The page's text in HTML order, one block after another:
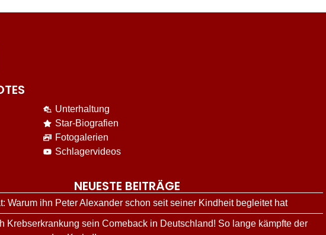
Unterhaltung
Star-Biografien
Fotogalerien
Schlagervideos
NEUESTE BEITRÄGE
Warum ihn Peter Alexander schon seit seiner Kindheit begleitet hat
Krebserkrankung sein Comeback in Deutschland! So lange kämpfte der